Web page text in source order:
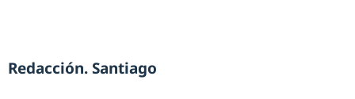
Redacción. Santiago